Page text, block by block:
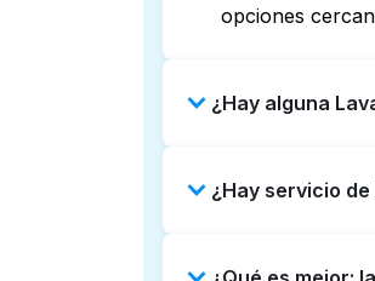
opciones
¿Hay alguna
Revisar
¿Hay servicio